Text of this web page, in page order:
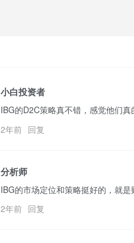
小白投资者
IBG的D2C策略真不错，感觉他们真
2年前 回复
分析师
IBG的市场定位和策略挺好的，就是
2年前 回复